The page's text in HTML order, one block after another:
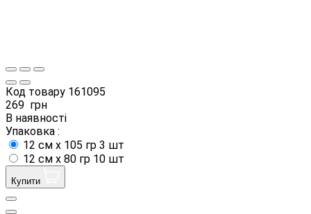
Код товару 161095
269 грн
В наявності
Упаковка :
12 см х 105 гр 3 шт
12 см х 80 гр 10 шт
Купити